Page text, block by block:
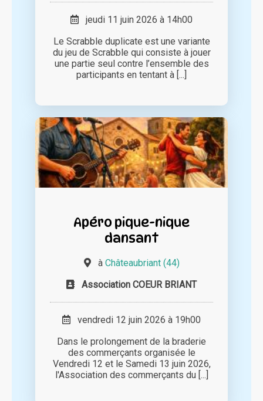
jeudi 11 juin 2026 à 14h00
Le Scrabble duplicate est une variante
du jeu de Scrabble qui consiste à jouer
une partie seul contre l’ensemble des
participants en tentant à [...]
Apéro pique-nique
dansant
à Châteaubriant (44)
Association COEUR BRIANT
vendredi 12 juin 2026 à 19h00
Dans le prolongement de la braderie
des commerçants organisée le
Vendredi 12 et le Samedi 13 juin 2026,
l'Association des commerçants du [...]